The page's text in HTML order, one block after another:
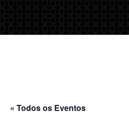
« Todos os Eventos